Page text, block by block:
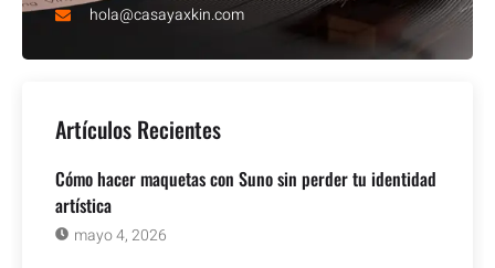
hola@casayaxkin.com
Artículos Recientes
Cómo hacer maquetas con Suno sin perder tu identidad
artística
mayo 4, 2026